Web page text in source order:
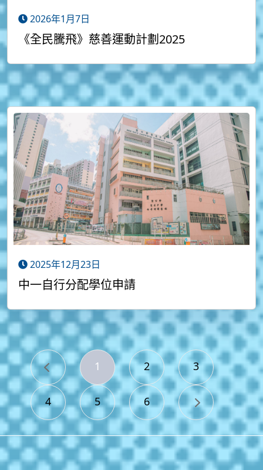
2026年1月7日
《全民騰飛》慈善運動計劃2025
2025年12月23日
中一自行分配學位申請
1 2 3
4 5 6